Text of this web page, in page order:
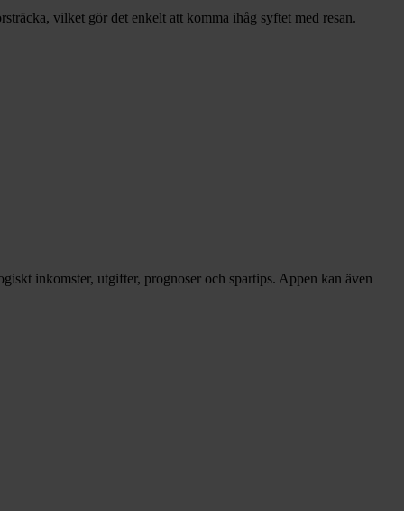
vilket gör det enkelt att komma ihåg syftet med resan.
inkomster, utgifter, prognoser och spartips. Appen kan även